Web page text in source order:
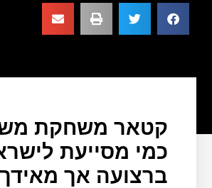
קטאר משחקת
כמי מסייעת
ברצועה אך